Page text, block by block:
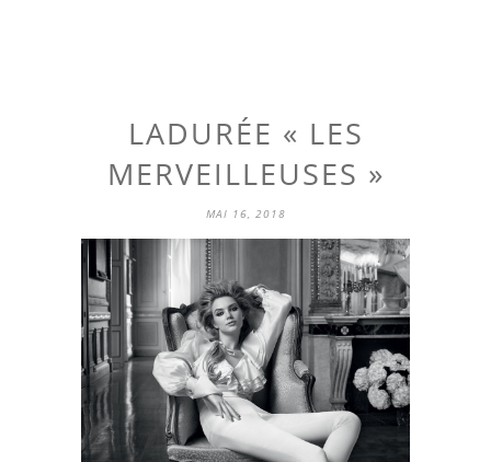
LADURÉE « LES
MERVEILLEUSES »
MAI 16, 2018